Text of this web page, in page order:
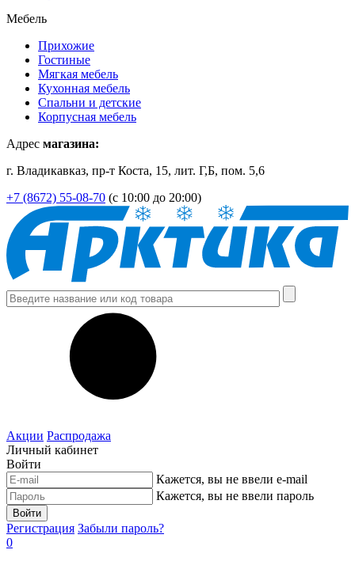
Мебель
Прихожие
Гостиные
Мягкая мебель
Кухонная мебель
Спальни и детские
Корпусная мебель
Адрес магазина:
г. Владикавказ, пр-т Коста, 15, лит. Г,Б, пом. 5,6
+7 (8672) 55-08-70 (с 10:00 до 20:00)
Акции Распродажа
Личный кабинет
Войти
Кажется, вы не ввели e-mail
Кажется, вы не ввели пароль
Войти
Регистрация Забыли пароль?
0